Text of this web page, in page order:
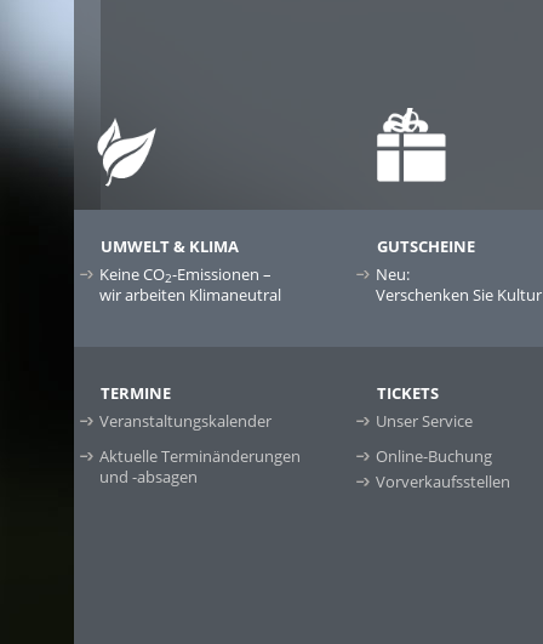
UMWELT & KLIMA
Keine CO2-Emissionen –
wir arbeiten Klimaneutral
GUTSCHEINE
Neu:
Verschenken Sie
TERMINE
Veranstaltungskalender
Aktuelle Terminänderungen
und -absagen
TICKETS
Unser Service
Online-Buchung
Vorverkaufsstellen